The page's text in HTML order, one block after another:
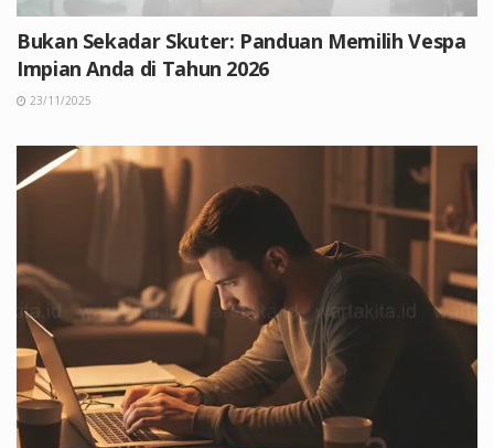
Bukan Sekadar Skuter: Panduan Memilih Vespa
Impian Anda di Tahun 2026
23/11/2025